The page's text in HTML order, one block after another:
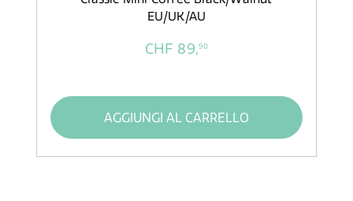
EU/UK/AU
CHF 89,90
AGGIUNGI AL CARRELLO